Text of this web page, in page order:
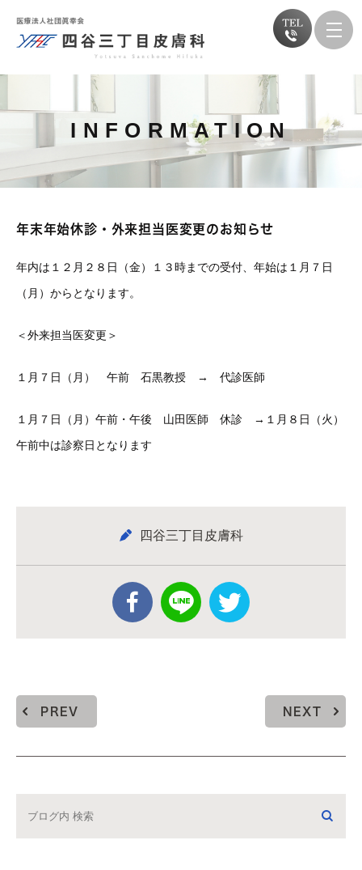
INFORMATION
年末年始休診・外来担当医変更のお知らせ
年内は１２月２８日（金）１３時までの受付、年始は１月７日
（月）からとなります。
＜外来担当医変更＞
１月７日（月） 午前 石黒教授 → 代診医師
１月７日（月）午前・午後 山田医師 休診 →１月８日（火）
午前中は診察日となります
四谷三丁目皮膚科
PREV NEXT